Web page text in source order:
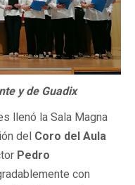
y de Guadix
llenó la Sala Magna
del Coro del Aula
Pedro
con